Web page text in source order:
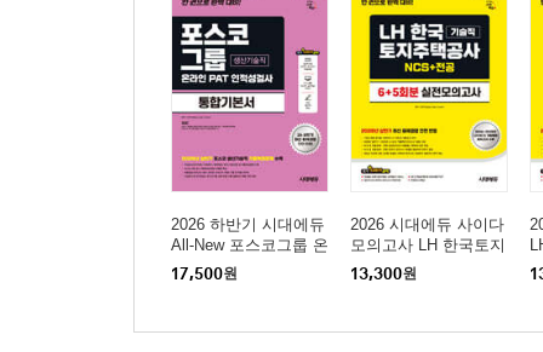
2026 하반기 시대에듀
All-New 포스코그룹 온
라인 PAT 생산기술직
통합기본서
17,500원
2026 시대에듀 사이다
모의고사 LH 한국토지
주택공사 기술직 NCS
+전공
13,300원